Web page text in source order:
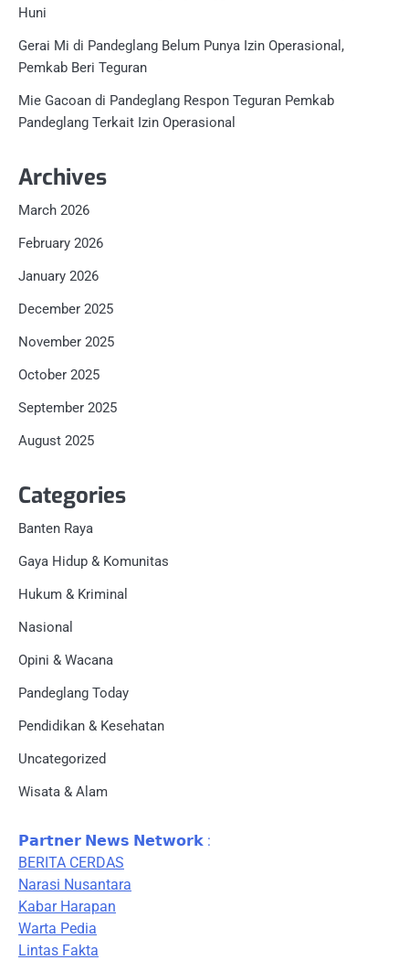
Huni
Gerai Mi di Pandeglang Belum Punya Izin Operasional,
Pemkab Beri Teguran
Mie Gacoan di Pandeglang Respon Teguran Pemkab
Pandeglang Terkait Izin Operasional
Archives
March 2026
February 2026
January 2026
December 2025
November 2025
October 2025
September 2025
August 2025
Categories
Banten Raya
Gaya Hidup & Komunitas
Hukum & Kriminal
Nasional
Opini & Wacana
Pandeglang Today
Pendidikan & Kesehatan
Uncategorized
Wisata & Alam
𝗣𝗮𝗿𝘁𝗻𝗲𝗿 𝗡𝗲𝘄𝘀 𝗡𝗲𝘁𝘄𝗼𝗿𝗸 :
BERITA CERDAS
Narasi Nusantara
Kabar Harapan
Warta Pedia
Lintas Fakta